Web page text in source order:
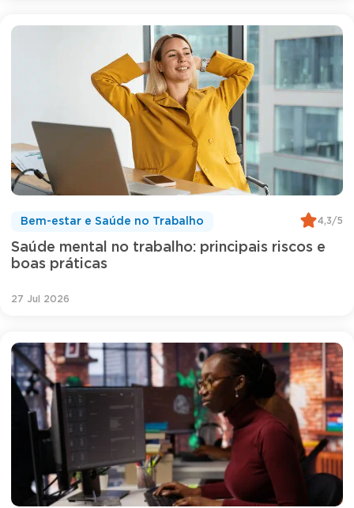
Saúde mental no trabalho: principais riscos e
boas práticas
Bem-estar e Saúde no Trabalho 4,3/5
27 Jul 2026